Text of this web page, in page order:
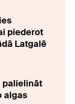
piederot
Latgalē
palielināt
algas